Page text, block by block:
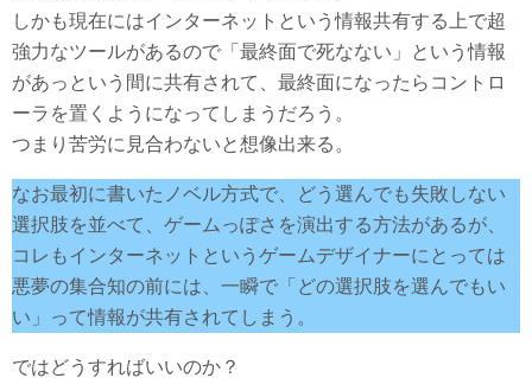
しかも現在にはインターネットという情報共有する上で超
強力なツールがあるので「最終面で死なない」という情報
があっという間に共有されて、最終面になったらコントロ
ーラを置くようになってしまうだろう。
つまり苦労に見合わないと想像出来る。
なお最初に書いたノベル方式で、どう選んでも失敗しない
選択肢を並べて、ゲームっぽさを演出する方法があるが、
コレもインターネットというゲームデザイナーにとっては
悪夢の集合知の前には、一瞬で「どの選択肢を選んでもい
い」って情報が共有されてしまう。
ではどうすればいいのか？